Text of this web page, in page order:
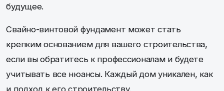
будущее.
Свайно-винтовой фундамент может стать
крепким основанием для вашего строительства,
если вы обратитесь к профессионалам и будете
учитывать все нюансы. Каждый дом уникален, как
и подход к его строительству.